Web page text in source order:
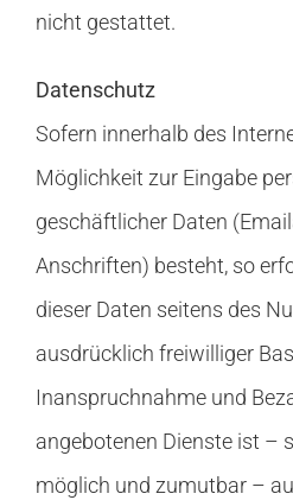
nicht gestattet.
Datenschutz
Sofern innerhalb des
Möglichkeit zur Eingabe
geschäftlicher Daten
Anschriften) besteht, so
dieser Daten seitens des
ausdrücklich freiwilliger
Inanspruchnahme und
angebotenen Dienste ist –
möglich und zumutbar –